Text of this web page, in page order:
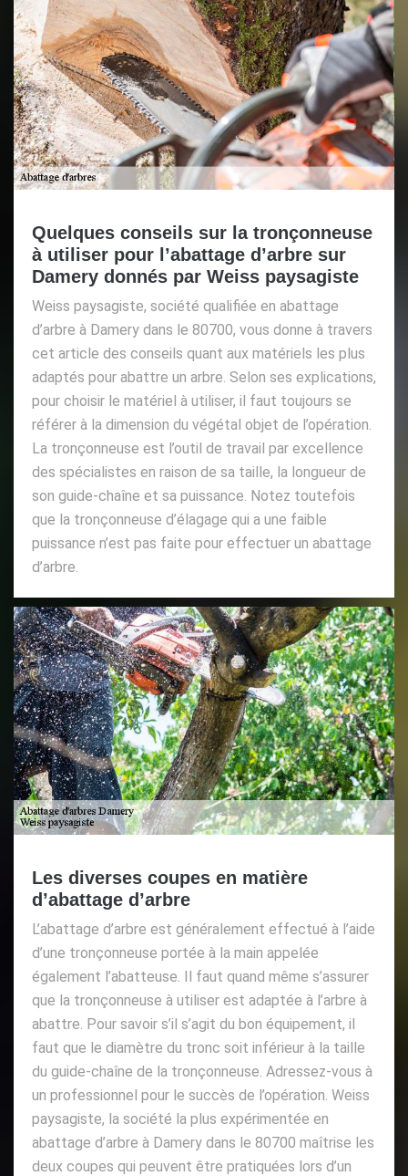
Quelques conseils sur la tronçonneuse
à utiliser pour l’abattage d’arbre sur
Damery donnés par Weiss paysagiste
Weiss paysagiste, société qualifiée en abattage
d’arbre à Damery dans le 80700, vous donne à travers
cet article des conseils quant aux matériels les plus
adaptés pour abattre un arbre. Selon ses explications,
pour choisir le matériel à utiliser, il faut toujours se
référer à la dimension du végétal objet de l’opération.
La tronçonneuse est l’outil de travail par excellence
des spécialistes en raison de sa taille, la longueur de
son guide-chaîne et sa puissance. Notez toutefois
que la tronçonneuse d’élagage qui a une faible
puissance n’est pas faite pour effectuer un abattage
d’arbre.
Les diverses coupes en matière
d’abattage d’arbre
L’abattage d’arbre est généralement effectué à l’aide
d’une tronçonneuse portée à la main appelée
également l’abatteuse. Il faut quand même s’assurer
que la tronçonneuse à utiliser est adaptée à l’arbre à
abattre. Pour savoir s’il s’agit du bon équipement, il
faut que le diamètre du tronc soit inférieur à la taille
du guide-chaîne de la tronçonneuse. Adressez-vous à
un professionnel pour le succès de l’opération. Weiss
paysagiste, la société la plus expérimentée en
abattage d’arbre à Damery dans le 80700 maîtrise les
deux coupes qui peuvent être pratiquées lors d’un